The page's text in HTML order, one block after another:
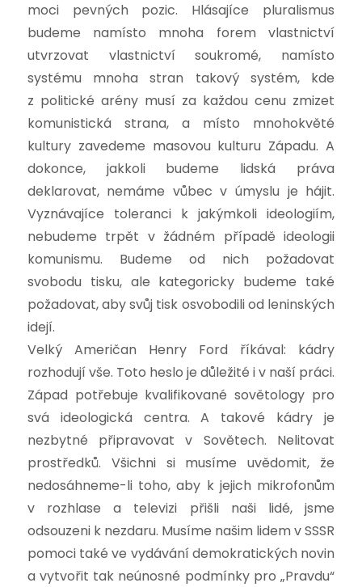
moci pevných pozic. Hlásajíce pluralismus
budeme namísto mnoha forem vlastnictví
utvrzovat vlastnictví soukromé, namísto
systému mnoha stran takový systém, kde
z politické arény musí za každou cenu zmizet
komunistická strana, a místo mnohokvěté
kultury zavedeme masovou kulturu Západu. A
dokonce, jakkoli budeme lidská práva
deklarovat, nemáme vůbec v úmyslu je hájit.
Vyznávajíce toleranci k jakýmkoli ideologiím,
nebudeme trpět v žádném případě ideologii
komunismu. Budeme od nich požadovat
svobodu tisku, ale kategoricky budeme také
požadovat, aby svůj tisk osvobodili od leninských
idejí.
Velký Američan Henry Ford říkával: kádry
rozhodují vše. Toto heslo je důležité i v naší práci.
Západ potřebuje kvalifikované sovětology pro
svá ideologická centra. A takové kádry je
nezbytné připravovat v Sovětech. Nelitovat
prostředků. Všichni si musíme uvědomit, že
nedosáhneme-li toho, aby k jejich mikrofonům
v rozhlase a televizi přišli naši lidé, jsme
odsouzeni k nezdaru. Musíme našim lidem v SSSR
pomoci také ve vydávání demokratických novin
a vytvořit tak neúnosné podmínky pro „Pravdu“